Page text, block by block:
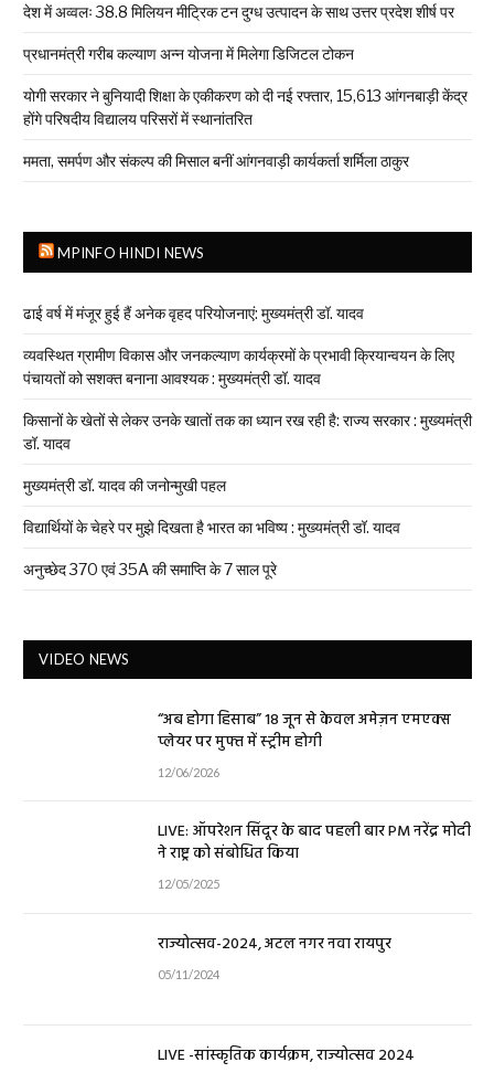
देश में अव्वलः 38.8 मिलियन मीट्रिक टन दुग्ध उत्पादन के साथ उत्तर प्रदेश शीर्ष पर
प्रधानमंत्री गरीब कल्याण अन्न योजना में मिलेगा डिजिटल टोकन
योगी सरकार ने बुनियादी शिक्षा के एकीकरण को दी नई रफ्तार, 15,613 आंगनबाड़ी केंद्र
होंगे परिषदीय विद्यालय परिसरों में स्थानांतरित
ममता, समर्पण और संकल्प की मिसाल बनीं आंगनवाड़ी कार्यकर्ता शर्मिला ठाकुर
MPINFO HINDI NEWS
ढाई वर्ष में मंजूर हुई हैं अनेक वृहद परियोजनाएं: मुख्यमंत्री डॉ. यादव
व्यवस्थित ग्रामीण विकास और जनकल्याण कार्यक्रमों के प्रभावी क्रियान्वयन के लिए
पंचायतों को सशक्त बनाना आवश्यक : मुख्यमंत्री डॉ. यादव
किसानों के खेतों से लेकर उनके खातों तक का ध्यान रख रही है: राज्य सरकार : मुख्यमंत्री
डॉ. यादव
मुख्यमंत्री डॉ. यादव की जनोन्मुखी पहल
विद्यार्थियों के चेहरे पर मुझे दिखता है भारत का भविष्य : मुख्यमंत्री डॉ. यादव
अनुच्छेद 370 एवं 35A की समाप्ति के 7 साल पूरे
VIDEO NEWS
“अब होगा हिसाब” 18 जून से केवल अमेज़न एमएक्स
प्लेयर पर मुफ्त में स्ट्रीम होगी
12/06/2026
LIVE: ऑपरेशन सिंदूर के बाद पहली बार PM नरेंद्र मोदी
ने राष्ट्र को संबोधित किया
12/05/2025
राज्योत्सव-2024, अटल नगर नवा रायपुर
05/11/2024
LIVE -सांस्कृतिक कार्यक्रम, राज्योत्सव 2024